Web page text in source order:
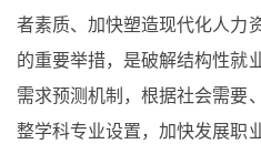
者素质、加快塑造现代化人力
的重要举措，是破解结构性就
需求预测机制，根据社会需要
整学科专业设置，加快发展职